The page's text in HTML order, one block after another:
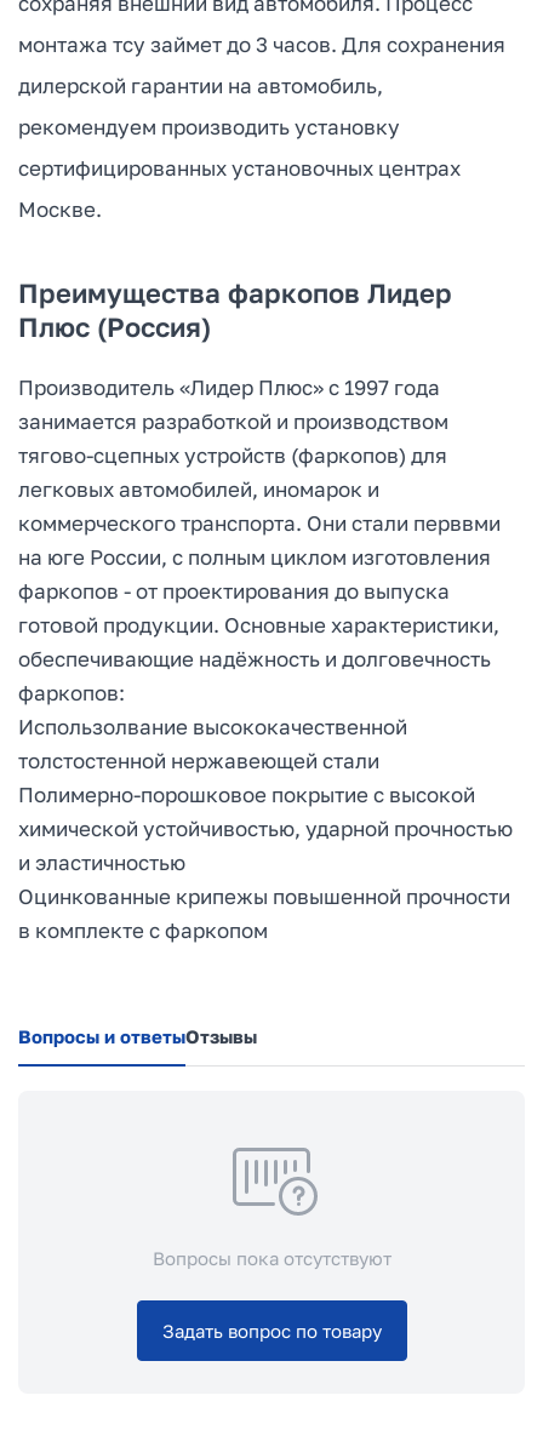
монтажа тсу займет до 3 часов. Для сохранения
дилерской гарантии на автомобиль,
рекомендуем производить установку
сертифицированных установочных центрах
Москве.
Преимущества фаркопов Лидер
Плюс (Россия)
Производитель «Лидер Плюс» с 1997 года
занимается разработкой и производством
тягово-сцепных устройств (фаркопов) для
легковых автомобилей, иномарок и
коммерческого транспорта. Они стали перввми
на юге России, с полным циклом изготовления
фаркопов - от проектирования до выпуска
готовой продукции. Основные характеристики,
обеспечивающие надёжность и долговечность
фаркопов:
Использолвание высококачественной
толстостенной нержавеющей стали
Полимерно-порошковое покрытие с высокой
химической устойчивостью, ударной прочностью
и эластичностью
Оцинкованные крипежы повышенной прочности
в комплекте с фаркопом
Вопросы и ответыОтзывы
Вопросы пока отсутствуют
Задать вопрос по товару